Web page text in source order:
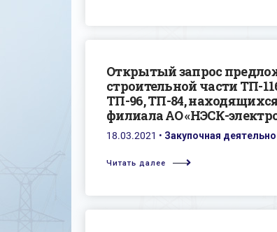
Открытый запрос
строительной части ТП-
ТП-96, ТП-84,
филиала АО «НЭСК-
18.03.2021 • Закупочная
Читать далее